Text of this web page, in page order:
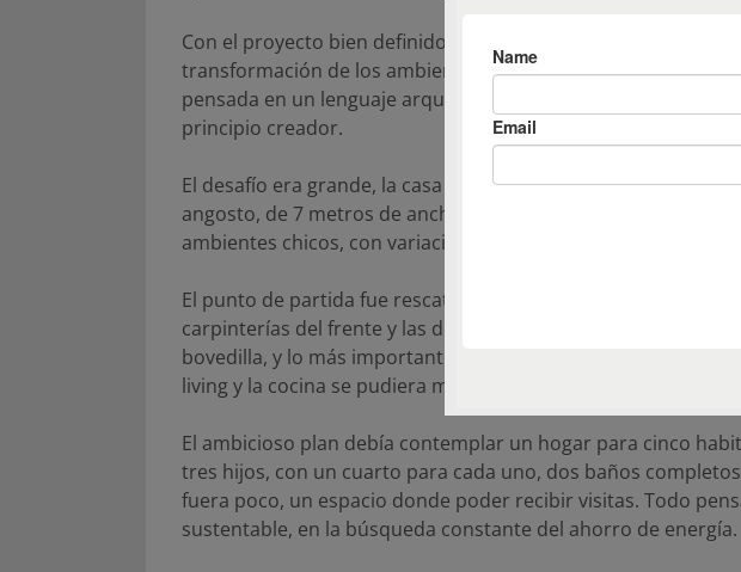
Con el proyecto bien definido, la obra se inició desde adentro
transformación de los ambientes fue completa, incluyó una
pensada en un lenguaje arquitectónico bien moderno basado
principio creador.
El desafío era grande, la casa chorizo original fue pensada y
angosto, de 7 metros de ancho por 14 metros de largo,
ambientes chicos, con variación de niveles y escasa ventilación.
El punto de partida fue rescatar los detalles interesantes de
carpinterías del frente y las dos que estaban en el living con
bovedilla, y lo más importante: mantener la huella, logrando
living y la cocina se pudiera mejorar la ventilación de la casa y
El ambicioso plan debía contemplar un hogar para cinco
tres hijos, con un cuarto para cada uno, dos baños
fuera poco, un espacio donde poder recibir visitas. Todo
sustentable, en la búsqueda constante del ahorro de energía.